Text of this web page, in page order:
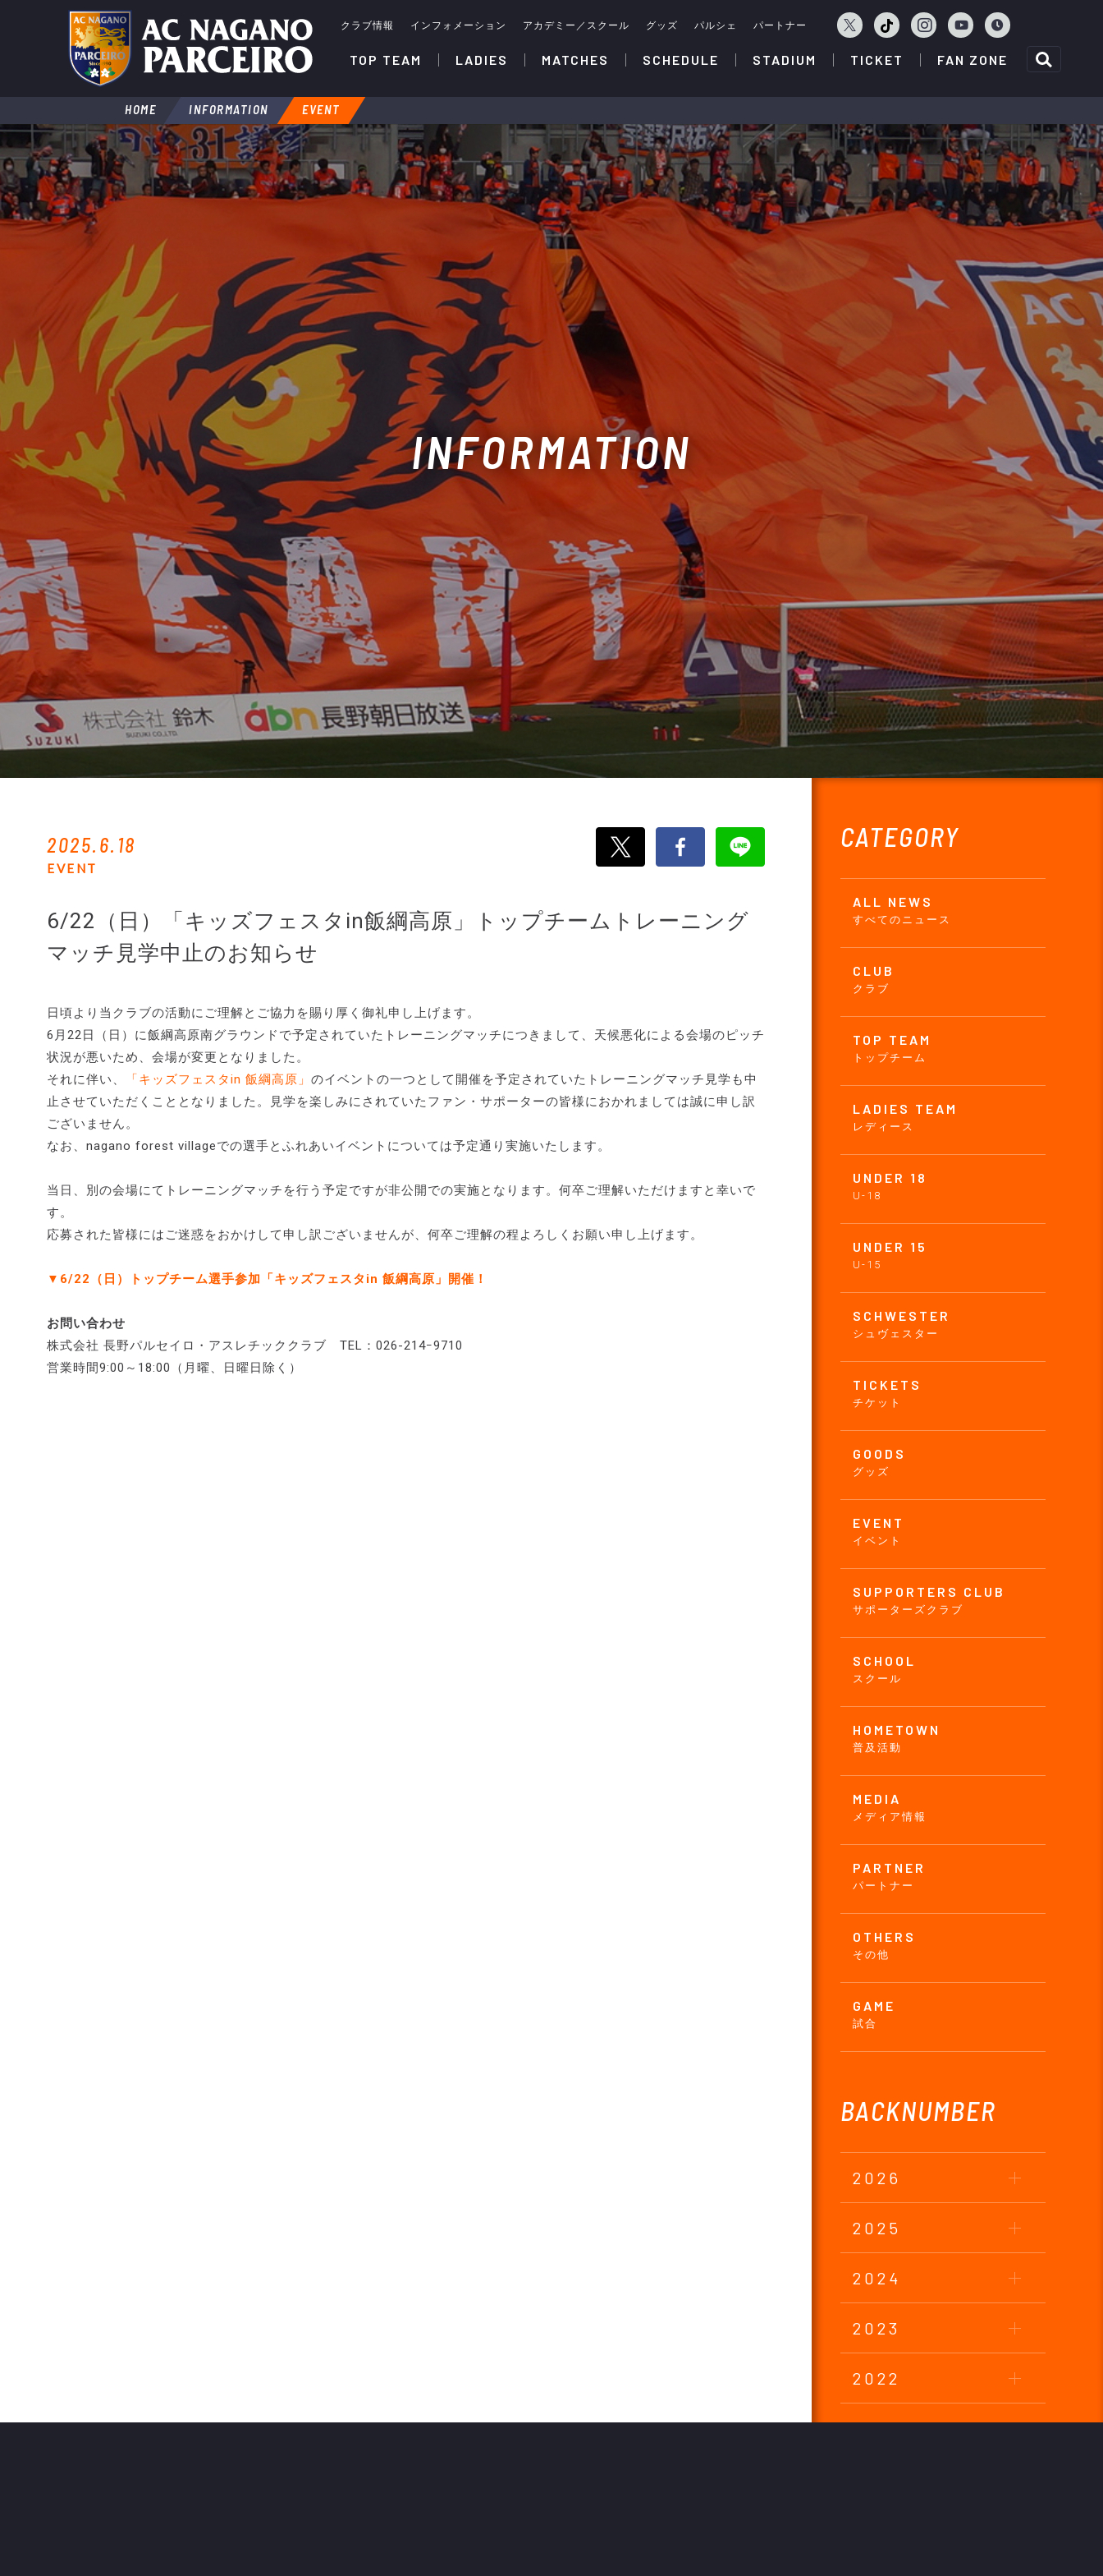
クラブ情報 インフォメーション アカデミー／スクール グッズ パルシェ パートナー
TOP TEAM LADIES MATCHES SCHEDULE STADIUM TICKET FAN ZONE
HOME INFORMATION EVENT
INFORMATION
CATEGORY
ALL NEWS
すべてのニュース
CLUB
クラブ
TOP TEAM
トップチーム
LADIES TEAM
レディース
UNDER 18
U-18
UNDER 15
U-15
SCHWESTER
シュヴェスター
TICKETS
チケット
GOODS
グッズ
EVENT
イベント
SUPPORTERS CLUB
サポーターズクラブ
SCHOOL
スクール
HOMETOWN
普及活動
MEDIA
メディア情報
PARTNER
パートナー
OTHERS
その他
GAME
試合
BACKNUMBER
2026
2025
2024
2023
2022
2021
2025.6.18
EVENT
6/22（日）「キッズフェスタin飯綱高原」トップチームトレーニング
マッチ見学中止のお知らせ
日頃より当クラブの活動にご理解とご協力を賜り厚く御礼申し上げます。
6月22日（日）に飯綱高原南グラウンドで予定されていたトレーニングマッチにつきまして、天候悪化による会場のピッチ
状況が悪いため、会場が変更となりました。
それに伴い、
「キッズフェスタin 飯綱高原」 のイベントの一つとして開催を予定されていたトレーニングマッチ見学も中
止させていただくこととなりました。見学を楽しみにされていたファン・サポーターの皆様におかれましては誠に申し訳
ございません。
なお、nagano forest villageでの選手とふれあいイベントについては予定通り実施いたします。
当日、別の会場にてトレーニングマッチを行う予定ですが非公開での実施となります。何卒ご理解いただけますと幸いで
す。
応募された皆様にはご迷惑をおかけして申し訳ございませんが、何卒ご理解の程よろしくお願い申し上げます。
▼6/22（日）トップチーム選手参加「キッズフェスタin 飯綱高原」開催！
お問い合わせ
株式会社 長野パルセイロ・アスレチッククラブ TEL：026-214ｰ9710
営業時間9:00～18:00（月曜、日曜日除く）